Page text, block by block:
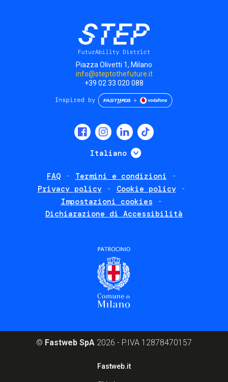
Piazza Olivetti 1, Milano
info@steptothefuture.it
+39 02 33 020 088
Italiano Mostra ulteriori
FAQ
Termini e condizioni
Privacy policy
Cookie policy
Impostazioni cookies
Dichiarazione di Accessibilità
© Fastweb SpA 2026 - P.IVA 12878470157
Fastweb.it